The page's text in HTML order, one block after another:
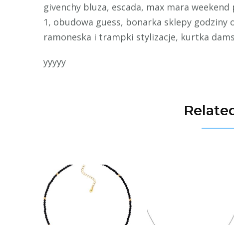
givenchy bluza, escada, max mara
1, obudowa guess, bonarka sklepy
ramoneska i trampki stylizacje, kurtka
yyyyy